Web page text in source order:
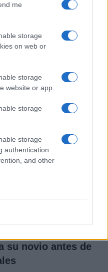
me
storage
on web or
storage
website or app.
storage
storage
authentication
and other
Movilidad
de Jaén
del…
su novio antes de